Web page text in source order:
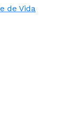
de Vida